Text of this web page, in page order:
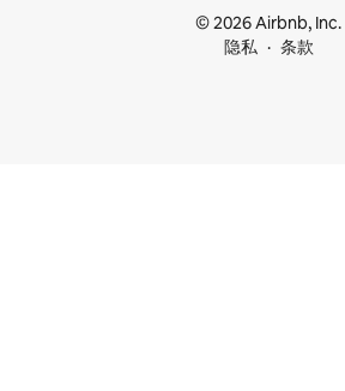
© 2026 Airbnb, Inc.
隐私
条款